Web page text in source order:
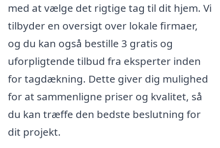
med at vælge det rigtige tag til dit hjem. Vi
tilbyder en oversigt over lokale firmaer,
og du kan også bestille 3 gratis og
uforpligtende tilbud fra eksperter inden
for tagdækning. Dette giver dig mulighed
for at sammenligne priser og kvalitet, så
du kan træffe den bedste beslutning for
dit projekt.